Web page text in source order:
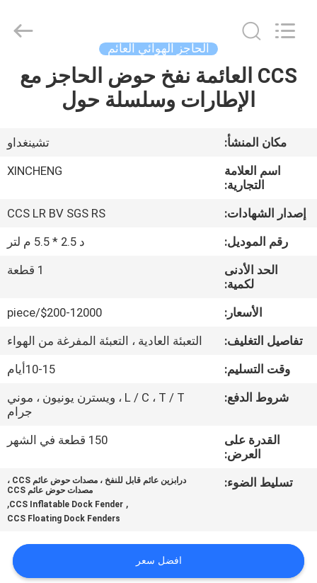
مسكن
عرض
الافتراضي
معلومات
جولة
في
المعمل
الجودة
اتصل
أخبار
Rubber
Products
Rights
Reserved.
الحاجز الهوائي العائم
CCS العائمة نفخ حوض الحاجز مع
الإطارات وسلسلة حول
مكان المنشأ:
تشينغداو
اسم العلامة
التجارية:
XINCHENG
إصدار الشهادات:
CCS LR BV SGS RS
رقم الموديل:
د 2.5 * 5.5 م لتر
الحد الأدنى
لكمية:
1 قطعة
الأسعار:
$200-12000/piece
تفاصيل التغليف:
التعبئة العادية ، التعبئة المفرغة من الهواء
وقت التسليم:
10-15أيام
شروط الدفع:
L / C ، T / T ، ويسترن يونيون ، موني
جرام
القدرة على
العرض:
150 قطعة في الشهر
تسليط الضوء:
درابزين عائم قابل للنفخ ، مصدات حوض عائم CCS ،
مصدات حوض عائم CCS
,
CCS Inflatable Dock Fender
,
CCS Floating Dock Fenders
افضل سعر